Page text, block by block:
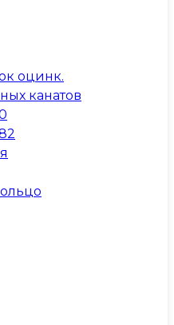
оцинк.
канатов